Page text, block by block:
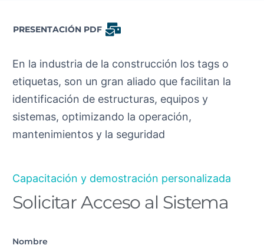
PRESENTACIÓN PDF
En la industria de la construcción los tags o
etiquetas, son un gran aliado que facilitan la
identificación de estructuras, equipos y
sistemas, optimizando la operación,
mantenimientos y la seguridad
Capacitación y demostración personalizada
Solicitar Acceso al Sistema
Nombre